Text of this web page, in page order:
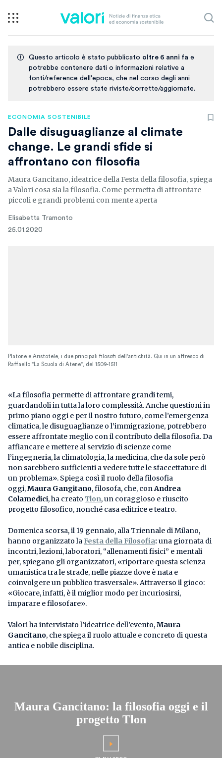
Questo articolo è stato pubblicato oltre 6 anni fa e
potrebbe contenere dati o informazioni relative a
fonti/reference dell'epoca, che nel corso degli anni
potrebbero essere state riviste/corrette/aggiornate.
ECONOMIA SOSTENIBILE
Dalle disuguaglianze al climate
change. Le grandi sfide si
affrontano con filosofia
Maura Gancitano, ideatrice della Festa della filosofia, spiega
a Valori cosa sia la filosofia. Come permetta di affrontare
piccoli e grandi problemi con mente aperta
Elisabetta Tramonto
25.01.2020
Platone e Aristotele, i due principali filosofi dell'antichità. Qui in un affresco di
Raffaello "La Scuola di Atene", del 1509-1511
«La filosofia permette di affrontare grandi temi,
guardandoli in tutta la loro complessità. Anche questioni in
primo piano oggi e per il nostro futuro, come l’emergenza
climatica, le disuguaglianze o l’immigrazione, potrebbero
essere affrontate meglio con il contributo della filosofia. Da
affiancare e mettere al servizio di scienze come
l’ingegneria, la climatologia, la medicina, che da sole però
non sarebbero sufficienti a vedere tutte le sfaccettature di
un problema». Spiega così il ruolo della filosofia
oggi,Maura Gangitano, filosofa, che, conAndrea
Colamedici, ha creato Tlon, un coraggioso e riuscito
progetto filosofico, nonché casa editrice e teatro.
Domenica scorsa, il 19 gennaio, alla Triennale di Milano,
hanno organizzato la Festa della Filosofia: una giornata di
incontri, lezioni, laboratori, “allenamenti fisici” e mentali
per, spiegano gli organizzatori, «riportare questa scienza
umanistica tra le strade, nelle piazze dove è nata e
coinvolgere un pubblico trasversale». Attraverso il gioco:
«Giocare, infatti, è il miglior modo per incuriosirsi,
imparare e filosofare».
Valori ha intervistato l’ideatrice dell’evento,Maura
Gancitano, che spiega il ruolo attuale e concreto di questa
antica e nobile disciplina.
Maura Gancitano: la filosofia oggi e il
progetto Tlon